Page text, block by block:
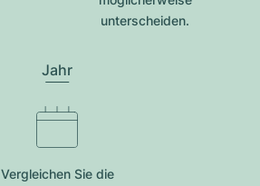
unterscheiden.
Jahr
Vergleichen Sie die